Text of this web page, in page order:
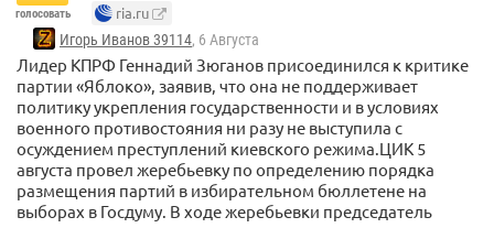
голосовать ria.ru
Игорь Иванов 39114, 6 Августа
Лидер КПРФ Геннадий Зюганов присоединился к критике
партии «Яблоко», заявив, что она не поддерживает
политику укрепления государственности и в условиях
военного противостояния ни разу не выступила с
осуждением преступлений киевского режима.ЦИК 5
августа провел жеребьевку по определению порядка
размещения партий в избирательном бюллетене на
выборах в Госдуму. В ходе жеребьевки председатель